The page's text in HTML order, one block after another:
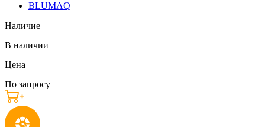
BLUMAQ
Наличие
В наличии
Цена
По запросу